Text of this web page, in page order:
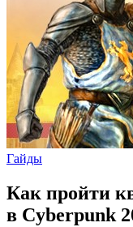
Гайды
Как пройти
в Cyberpunk